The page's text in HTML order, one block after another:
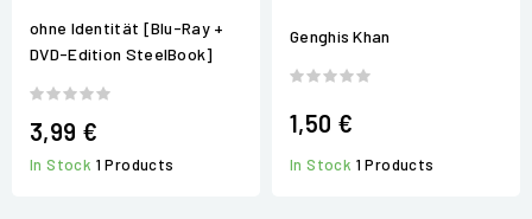
ohne Identität [Blu-Ray +
DVD-Edition SteelBook]
3,99 €
In Stock 1 Products
Genghis Khan
1,50 €
In Stock 1 Products